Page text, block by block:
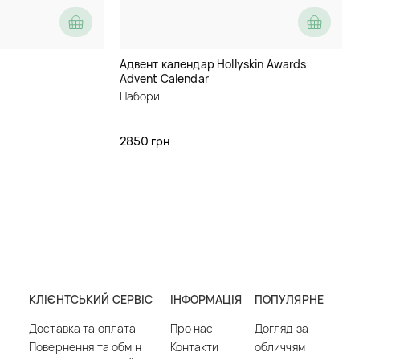
Адвент календар Hollyskin Awards
Advent Calendar
Набори
2850 грн
КЛІЄНТСЬКИЙ СЕРВІС
Доставка та оплата
Повернення та обмін
ІНФОРМАЦІЯ
Про нас
Контакти
ПОПУЛЯРНЕ
Догляд за
обличчям